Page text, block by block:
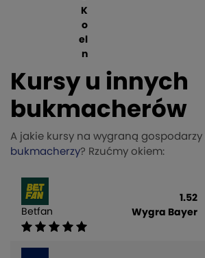
K
o
el
n
Kursy u innych
bukmacherów
A jakie kursy na wygraną
bukmacherzy? Rzućmy okiem:
Betfan
1.52
Wygra Bayer